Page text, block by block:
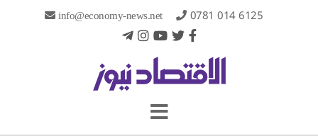
info@economy-news.net 0781 014 6125